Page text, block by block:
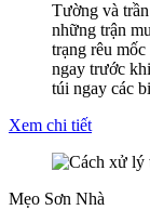
Tường và
những trận
trạng rêu
ngay trước
túi ngay các
Xem chi tiết
Mẹo Sơn Nhà